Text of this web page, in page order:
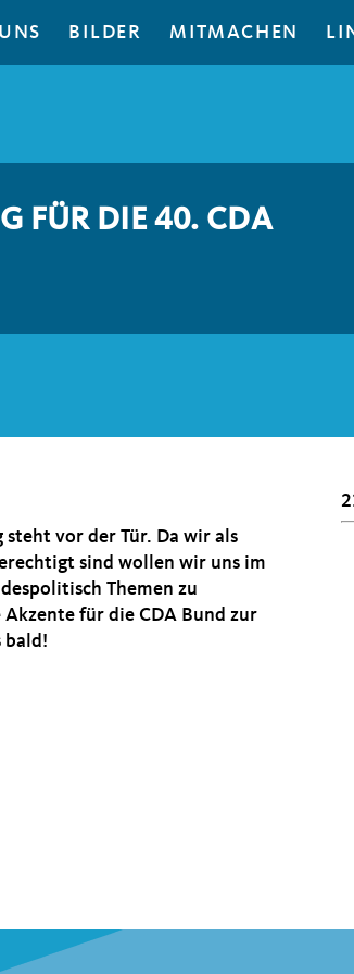
BILDER MITMACHEN
FÜR DIE 40. CDA
steht vor der Tür. Da wir als
sind wollen wir uns im
Themen zu
Akzente für die CDA Bund zur
bald!